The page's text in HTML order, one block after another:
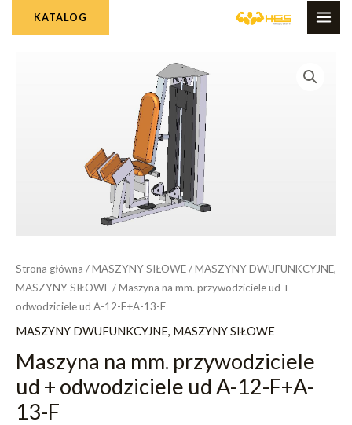
KATALOG
Strona główna /MASZYNY SIŁOWE/MASZYNY DWUFUNKCYJNE,
MASZYNY SIŁOWE/ Maszyna na mm. przywodziciele ud +
odwodziciele ud A-12-F+A-13-F
MASZYNY DWUFUNKCYJNE, MASZYNY SIŁOWE
Maszyna na mm. przywodziciele
ud + odwodziciele ud A-12-F+A-
13-F